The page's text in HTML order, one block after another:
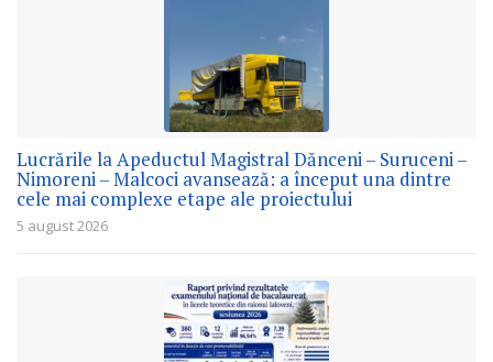
Lucrările la Apeductul Magistral Dănceni – Suruceni –
Nimoreni – Malcoci avansează: a început una dintre
cele mai complexe etape ale proiectului
5 august 2026